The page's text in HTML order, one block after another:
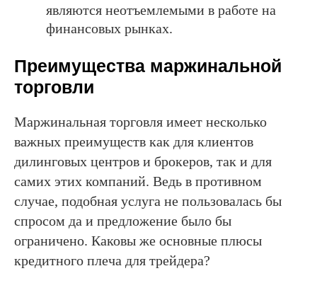
являются неотъемлемыми в работе на
финансовых рынках.
Преимущества маржинальной
торговли
Маржинальная торговля имеет несколько
важных преимуществ как для клиентов
дилинговых центров и брокеров, так и для
самих этих компаний. Ведь в противном
случае, подобная услуга не пользовалась бы
спросом да и предложение было бы
ограничено. Каковы же основные плюсы
кредитного плеча для трейдера?